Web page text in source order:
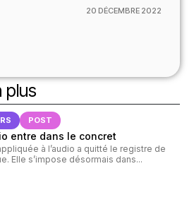
20 DÉCEMBRE 2022
plus
POST
entre dans le concret
à l’audio a quitté le registre de
Elle s’impose désormais dans...